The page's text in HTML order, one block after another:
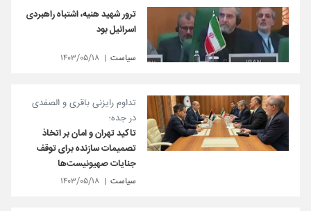
ترور شهید هنیه، اشتباه راهبردی
اسرائیل بود
سیاست ۱۴۰۳/۰۵/۱۸
تداوم رایزنی باقری و الصفدی
در جده؛
تاکید تهران و امان بر اتخاذ
تصمیمات سازنده برای توقف
جنایات صهیونیست‌ها
سیاست ۱۴۰۳/۰۵/۱۸